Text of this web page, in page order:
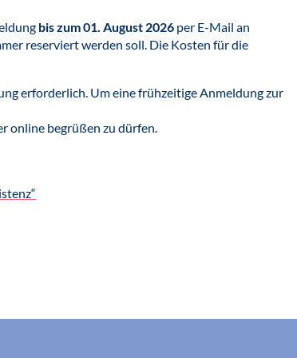
bis zum 01. August 2026 per E-Mail an
reserviert werden soll. Die Kosten für die
erforderlich. Um eine frühzeitige Anmeldung zur
online begrüßen zu dürfen.